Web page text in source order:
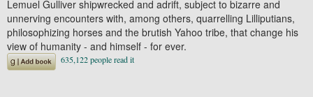
Lemuel Gulliver shipwrecked and adrift, subject to bizarre and
unnerving encounters with, among others, quarrelling Lilliputians,
philosophizing horses and the brutish Yahoo tribe, that change his
view of humanity - and himself - for ever.